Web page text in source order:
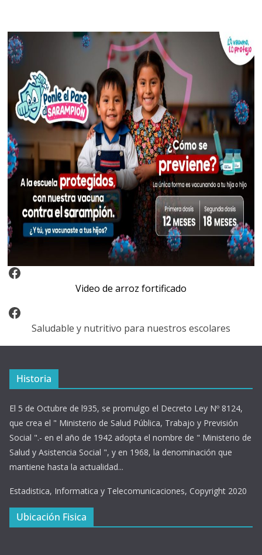
Video Arroz Fortificado
Video de arroz fortificado
Facebook
Saludable y nutritivo para nuestros escolares
Historia
El 5 de Octubre de l935, se promulgo el Decreto Ley Nº 8124,
que crea el " Ministerio de Salud Pública, Trabajo y Previsión
Social ".- en el año de 1942 adopta el nombre de " Ministerio de
Salud y Asistencia Social ", y en 1968, la denominación que
mantiene hasta la actualidad...
Estadistica, Informatica y Telecomunicaciones, Copyright 2020
Ubicación Fisica